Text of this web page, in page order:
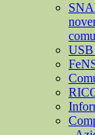
USB